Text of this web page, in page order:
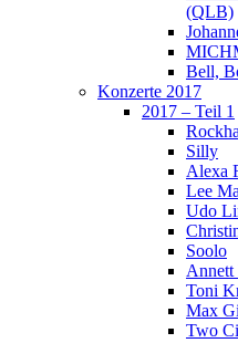
(QLB)
Bell,
Konzerte 2017
2017 – Teil 1
Silly
Alexa
Lee
Udo
Soolo
Annett
Toni
Max
Two